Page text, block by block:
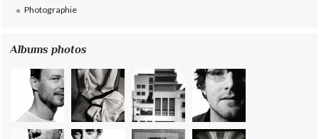
Photographie
Albums photos